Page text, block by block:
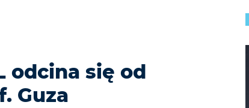
odcina się od
Guza